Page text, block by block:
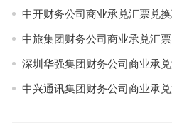
中开财务公司商业承兑汇票兑
中旅集团财务公司商业承兑汇
深圳华强集团财务公司商业承
中兴通讯集团财务公司商业承